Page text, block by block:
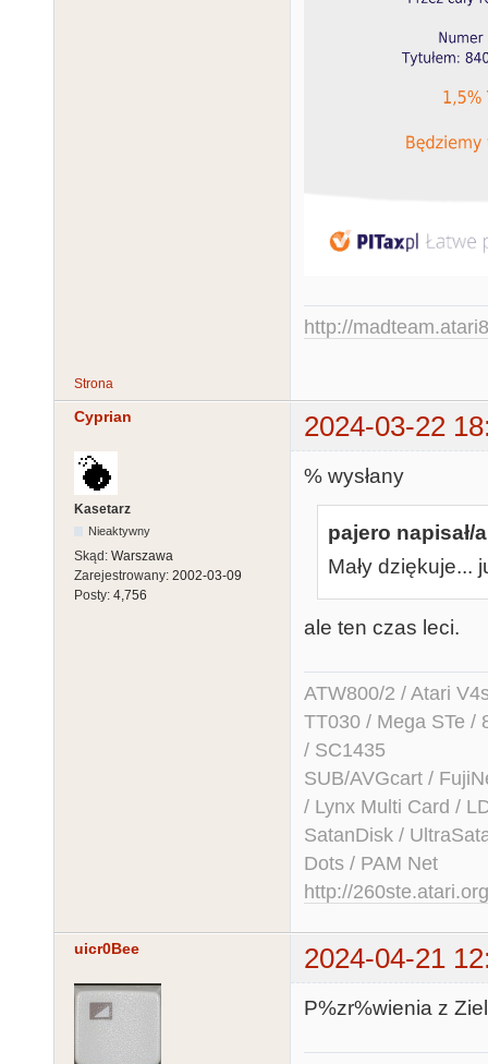
http://
Strona
Cyprian 2024-03-22
Kasetarz
Nieaktywny
Skąd: Warszawa
Zarejestrowany: 2002-03-09
Posty: 4,756
% wysłany
pajero napisał/
Mały dziękuje...
ale ten czas leci.
ATW800/2 / Atari
TT030 / Mega STe /
/ SC1435
SUB/AVGcart /
/ Lynx Multi Card /
SatanDisk /
Dots / PAM Net
http://260ste.atari.org
uicr0Bee 2024-04-21
P%zr%wienia z